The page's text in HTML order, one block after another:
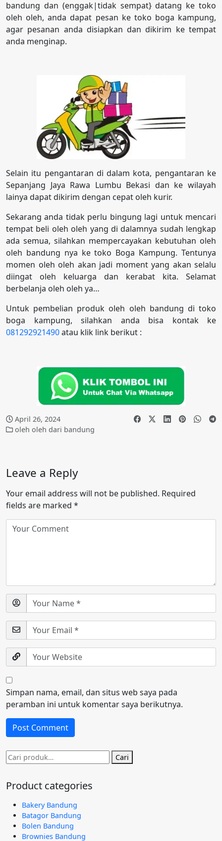
bandung dan (enggak|tidak sempat} datang ke toko
oleh oleh, anda dapat pesan ke toko boga kampung,
agar pesanan anda disiapkan dan dikirim ke tempat
anda menginap.
Selain itu pengantaran di dalam kota, pengantaran ke
Sepanjang Jaya Rawa Lumbu Bekasi dan ke wilayah
lainya dapat dikirim dengan cepat oleh kurir.
Sekarang anda tidak perlu bingung lagi untuk mencari
tempat beli oleh oleh yang di dalamnya sudah lengkap
ada semua, silahkan mempercayakan kebutuhan oleh
oleh bandung nya ke toko Boga Kampung. Tentunya
momen oleh oleh akan jadi moment yang akan selalu
diingat oleh keluarga dan kerabat kita. Selamat
berbelanja oleh oleh ya…
Untuk pembelian produk oleh oleh bandung di toko
boga kampung, silahkan anda bisa kontak ke
081292921490atau klik link berikut :
April 26, 2024
oleh oleh dari bandung
Leave a Reply
Your email address will not be published. Required
fields are marked *
Simpan nama, email, dan situs web saya pada
peramban ini untuk komentar saya berikutnya.
Pencarian
untuk:
Cari
Product categories
Bakery Bandung
Batagor Bandung
Bolen Bandung
Brownies Bandung